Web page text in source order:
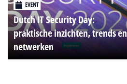
EVENT
Dutch IT Security Day:
praktische inzichten, trends en
netwerken